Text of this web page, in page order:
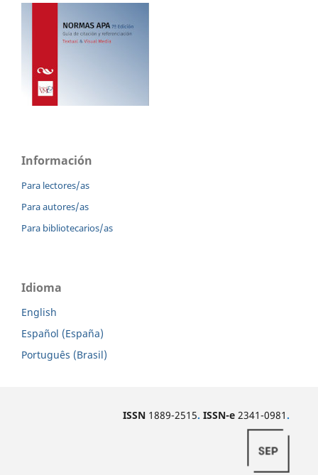
Información
Para lectores/as
Para autores/as
Para bibliotecarios/as
Idioma
English
Español (España)
Português (Brasil)
ISSN 1889-2515. ISSN-e 2341-0981 .